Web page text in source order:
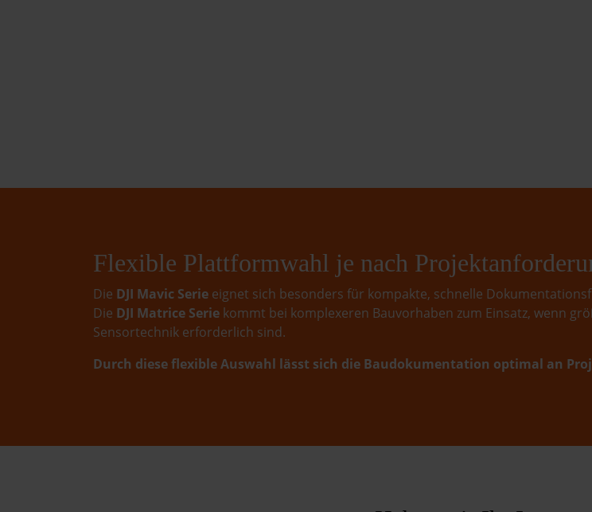
Flexible Plattformwahl je nach
Die DJI Mavic Serie eignet sich besonders für kompakte, schnelle
Die DJI Matrice Serie kommt bei komplexeren Bauvorhaben zum Einsatz, wenn
Sensortechnik erforderlich sind.
Durch diese flexible Auswahl lässt sich die Baudokumentation optimal an